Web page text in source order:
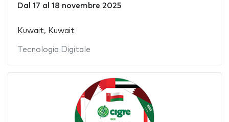
Dal 17 al 18 novembre 2025
Kuwait, Kuwait
Tecnologia Digitale